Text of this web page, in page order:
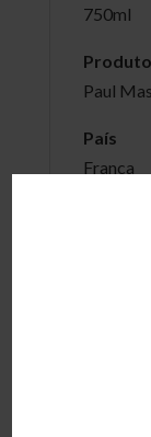
750ml
Paul Mas
País
Franca
5